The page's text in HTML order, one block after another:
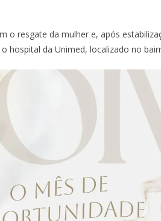
o resgate da mulher e, após
hospital da Unimed, localizado no